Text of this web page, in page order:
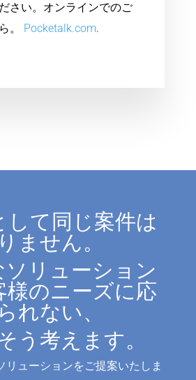
さい。オンラインでのご
。 Pocketalk.com.
て同じ案件は
ません。
リューション
のニーズに応
れない、
う考えます。
リューションをご提案いたしま